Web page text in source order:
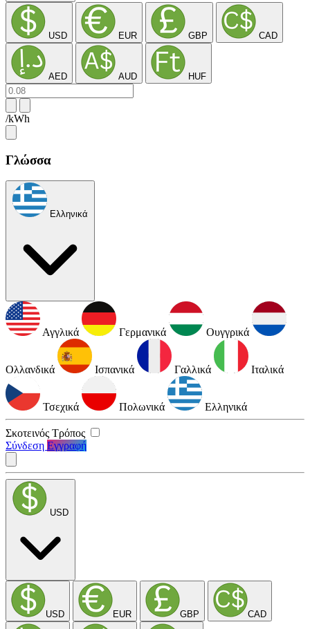
USD EUR GBP CAD
AED AUD HUF
/kWh
Γλώσσα
Ελληνικά
Αγγλικά Γερμανικά Ουγγρικά
Ολλανδικά Ισπανικά Γαλλικά Ιταλικά
Τσεχικά Πολωνικά Ελληνικά
Σκοτεινός Τρόπος
Σύνδεση Εγγραφή
USD
USD EUR GBP CAD